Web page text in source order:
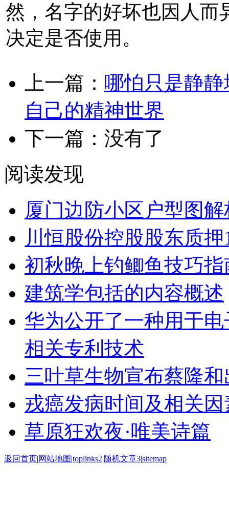
然，名字的好坏也因人而
决定是否使用。
上一篇： 哪怕只是静
自己的精神世界
下一篇：没有了
阅读发现
厦门边防小区户型图
川恒股份控股股东质
初秋晚上钓鲫鱼技巧指
建筑学包括的内容概述
华为公开了一种用于
相关专利技术
三叶草生物宣布蔡隆
戎癌发病时间及相关
草原狂欢夜·唯美诗篇
返回首页|网站地图|toplinks2|随机文章3|sitemap